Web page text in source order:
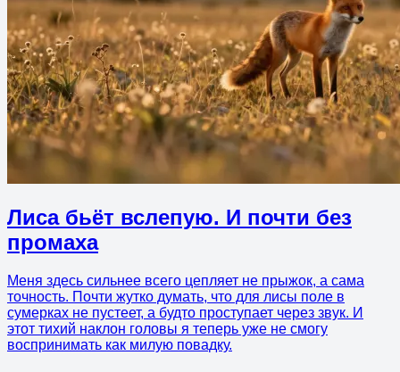
Лиса бьёт вслепую. И почти без
промаха
Меня здесь сильнее всего цепляет не прыжок, а сама
точность. Почти жутко думать, что для лисы поле в
сумерках не пустеет, а будто проступает через звук. И
этот тихий наклон головы я теперь уже не смогу
воспринимать как милую повадку.